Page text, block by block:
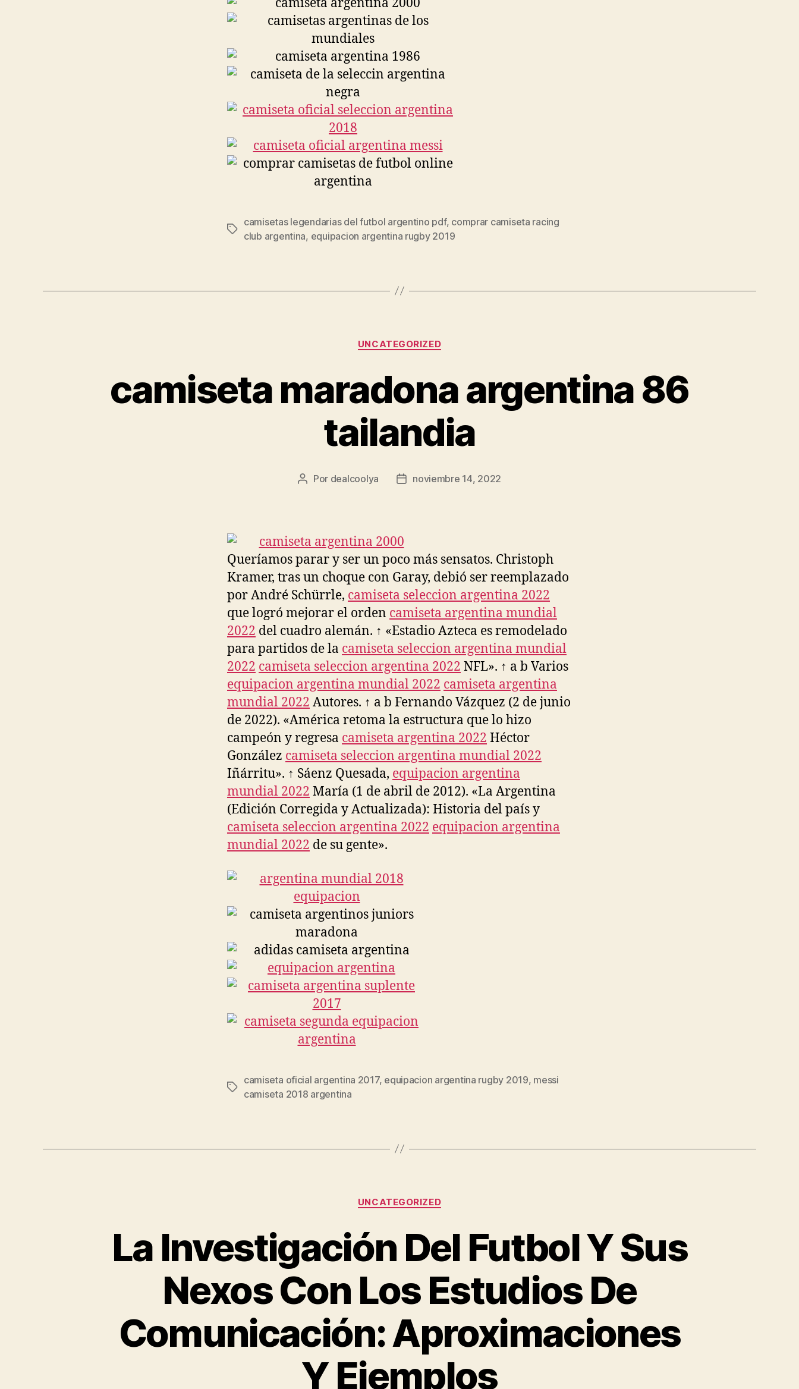
Etiquetas
camisetas legendarias del futbol argentino pdf, comprar camiseta racing
club argentina, equipacion argentina rugby 2019
Categorías
UNCATEGORIZED
camiseta maradona argentina 86
tailandia
Autor
Por dealcoolya
Fechanoviembre 14, 2022
Queríamos parar y ser un poco más sensatos. Christoph
Kramer, tras un choque con Garay, debió ser reemplazado
por André Schürrle, camiseta seleccion argentina 2022
que logró mejorar el orden camiseta argentina mundial
2022 del cuadro alemán. ↑ «Estadio Azteca es remodelado
para partidos de la camiseta seleccion argentina mundial
2022 camiseta seleccion argentina 2022 NFL». ↑ a b Varios
equipacion argentina mundial 2022 camiseta argentina
mundial 2022 Autores. ↑ a b Fernando Vázquez (2 de junio
de 2022). «América retoma la estructura que lo hizo
campeón y regresa camiseta argentina 2022 Héctor
González camiseta seleccion argentina mundial 2022
Iñárritu». ↑ Sáenz Quesada, equipacion argentina
mundial 2022 María (1 de abril de 2012). «La Argentina
(Edición Corregida y Actualizada): Historia del país y
camiseta seleccion argentina 2022 equipacion argentina
mundial 2022 de su gente».
Etiquetas
camiseta oficial argentina 2017, equipacion argentina rugby 2019, messi
camiseta 2018 argentina
Categorías
UNCATEGORIZED
La Investigación Del Futbol Y Sus
Nexos Con Los Estudios De
Comunicación: Aproximaciones
Y Ejemplos